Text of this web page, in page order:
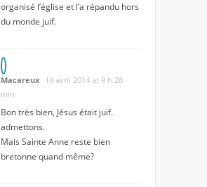
organisé l’église et l’a répandu hors
du monde juif.
Macareux 14 avril 2014 at 9 h 28
min
Bon très bien, Jésus était juif.
admettons.
Mais Sainte Anne reste bien
bretonne quand même?